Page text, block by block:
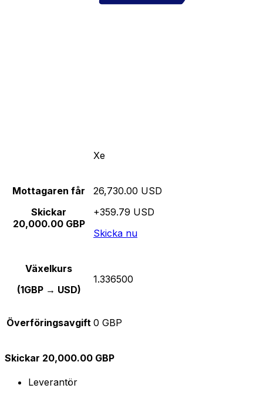
Xe
Mottagaren får
Skickar
20,000.00 GBP
26,730.00 USD
+359.79 USD
Skicka nu
Växelkurs
(1GBP → USD)
1.336500
Överföringsavgift 0 GBP
Skickar 20,000.00 GBP
Leverantör